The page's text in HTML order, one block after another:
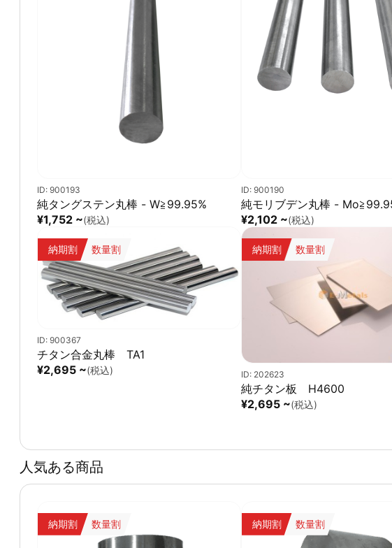
ID: 900193
純タングステン丸棒 - W≧99.95%
¥1,752 ~(税込)
ID: 900190
純モリブデン丸棒 -
¥2,102 ~(税込)
納期割 数量割
ID: 900367
チタン合金丸棒 TA1
¥2,695 ~(税込)
納期割 数量割
ID: 202623
純チタン板 H4600
¥2,695 ~(税込)
人気ある商品
納期割 数量割 納期割 数量割